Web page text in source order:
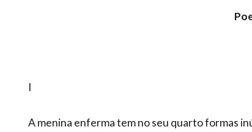
I
A menina enferma tem no seu quarto formas